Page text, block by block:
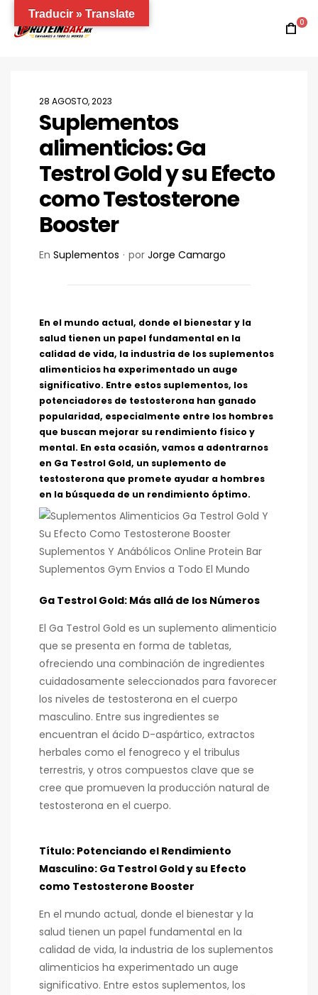
0
28 AGOSTO, 2023
Suplementos
alimenticios: Ga
Testrol Gold y su Efecto
como Testosterone
Booster
En Suplementos por Jorge Camargo
En el mundo actual, donde el bienestar y la
salud tienen un papel fundamental en la
calidad de vida, la industria de los suplementos
alimenticios ha experimentado un auge
significativo. Entre estos suplementos, los
potenciadores de testosterona han ganado
popularidad, especialmente entre los hombres
que buscan mejorar su rendimiento físico y
mental. En esta ocasión, vamos a adentrarnos
en Ga Testrol Gold, un suplemento de
testosterona que promete ayudar a hombres
en la búsqueda de un rendimiento óptimo.
Ga Testrol Gold: Más allá de los Números
El Ga Testrol Gold es un suplemento alimenticio
que se presenta en forma de tabletas,
ofreciendo una combinación de ingredientes
cuidadosamente seleccionados para favorecer
los niveles de testosterona en el cuerpo
masculino. Entre sus ingredientes se
encuentran el ácido D-aspártico, extractos
herbales como el fenogreco y el tribulus
terrestris, y otros compuestos clave que se
cree que promueven la producción natural de
testosterona en el cuerpo.
Título: Potenciando el Rendimiento
Masculino: Ga Testrol Gold y su Efecto
como Testosterone Booster
En el mundo actual, donde el bienestar y la
salud tienen un papel fundamental en la
calidad de vida, la industria de los suplementos
alimenticios ha experimentado un auge
significativo. Entre estos suplementos, los
Traducir » Translate